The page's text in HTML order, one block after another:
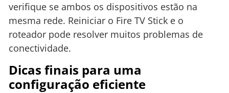
verifique se ambos os dispositivos estão na
mesma rede. Reiniciar o Fire TV Stick e o
roteador pode resolver muitos problemas de
conectividade.
Dicas finais para uma
configuração eficiente